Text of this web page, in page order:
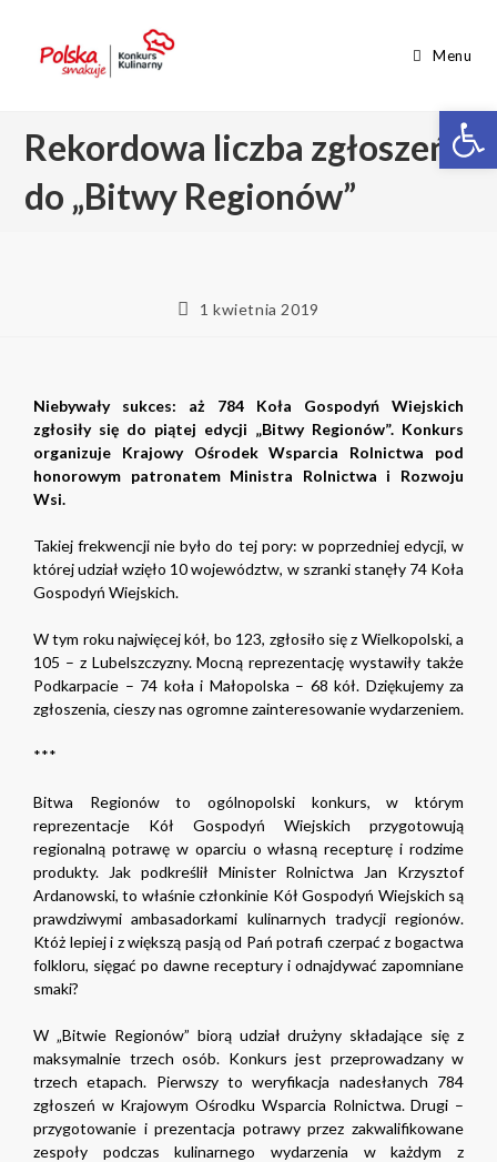
Menu
Rekordowa liczba zgłoszeń
do „Bitwy Regionów”
1 kwietnia 2019
Niebywały sukces: aż 784 Koła Gospodyń Wiejskich
zgłosiły się do piątej edycji „Bitwy Regionów”. Konkurs
organizuje Krajowy Ośrodek Wsparcia Rolnictwa pod
honorowym patronatem Ministra Rolnictwa i Rozwoju
Wsi.
Takiej frekwencji nie było do tej pory: w poprzedniej edycji, w
której udział wzięło 10 województw, w szranki stanęły 74 Koła
Gospodyń Wiejskich.
W tym roku najwięcej kół, bo 123, zgłosiło się z Wielkopolski, a
105 – z Lubelszczyzny. Mocną reprezentację wystawiły także
Podkarpacie – 74 koła i Małopolska – 68 kół. Dziękujemy za
zgłoszenia, cieszy nas ogromne zainteresowanie wydarzeniem.
***
Bitwa Regionów to ogólnopolski konkurs, w którym
reprezentacje Kół Gospodyń Wiejskich przygotowują
regionalną potrawę w oparciu o własną recepturę i rodzime
produkty. Jak podkreślił Minister Rolnictwa Jan Krzysztof
Ardanowski, to właśnie członkinie Kół Gospodyń Wiejskich są
prawdziwymi ambasadorkami kulinarnych tradycji regionów.
Któż lepiej i z większą pasją od Pań potrafi czerpać z bogactwa
folkloru, sięgać po dawne receptury i odnajdywać zapomniane
smaki?
W „Bitwie Regionów” biorą udział drużyny składające się z
maksymalnie trzech osób. Konkurs jest przeprowadzany w
trzech etapach. Pierwszy to weryfikacja nadesłanych 784
zgłoszeń w Krajowym Ośrodku Wsparcia Rolnictwa. Drugi –
przygotowanie i prezentacja potrawy przez zakwalifikowane
zespoły podczas kulinarnego wydarzenia w każdym z